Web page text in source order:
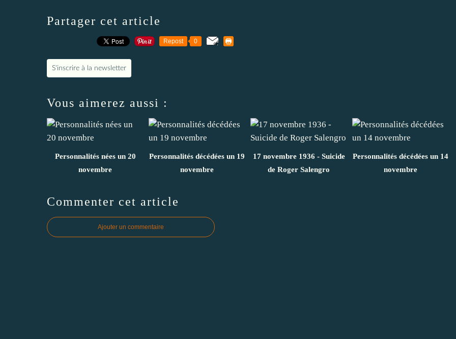
Partager cet article
Repost 0
S'inscrire à la newsletter
Vous aimerez aussi :
Personnalités nées un 20
novembre
Personnalités décédées un 19
novembre
17 novembre 1936 - Suicide
de Roger Salengro
Personnalités décédées un 14
novembre
Commenter cet article
Ajouter un commentaire